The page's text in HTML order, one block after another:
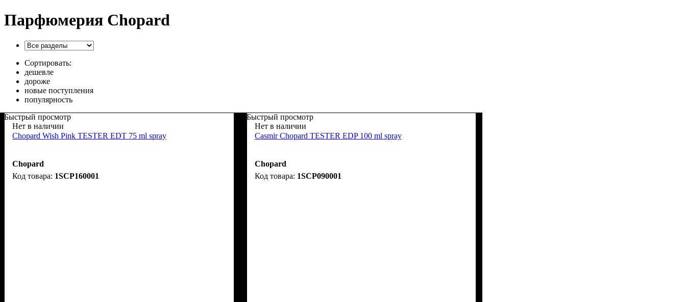
Парфюмерия Chopard
Сортировать:
дешевле
дороже
новые поступления
популярность
Быстрый просмотр
Нет в наличии
Chopard Wish Pink TESTER EDT 75 ml spray
Chopard
1SCP160001
Быстрый просмотр
Нет в наличии
Casmir Chopard TESTER EDP 100 ml spray
Chopard
1SCP090001